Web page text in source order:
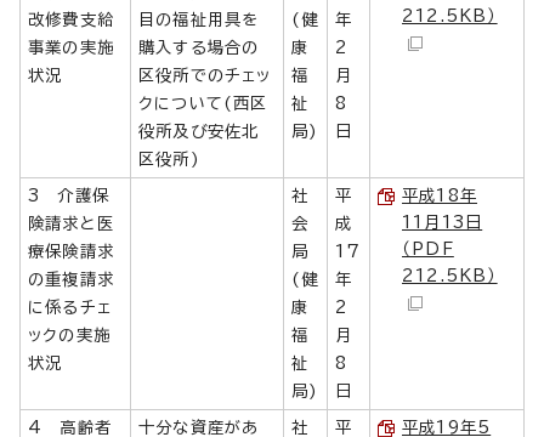
改修費支給
事業の実施
状況
目の福祉用具を
購入する場合の
区役所でのチェッ
クについて(西区
役所及び安佐北
区役所)
(健
康
福
祉
局)
年
2
月
8
日
212.5KB）
3 介護保
険請求と医
療保険請求
の重複請求
に係るチェ
ックの実施
状況
社
会
局
(健
康
福
祉
局)
平
成
17
年
2
月
8
日
平成18年
11月13日
（PDF
212.5KB）
4 高齢者
十分な資産があ
社
平
平成19年5